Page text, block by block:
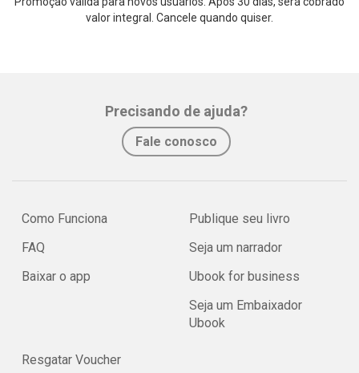
valor integral. Cancele quando quiser.
Precisando de ajuda?
Fale conosco
Como Funciona
FAQ
Baixar o app
Publique seu livro
Seja um narrador
Ubook for business
Seja um Embaixador
Ubook
Resgatar Voucher